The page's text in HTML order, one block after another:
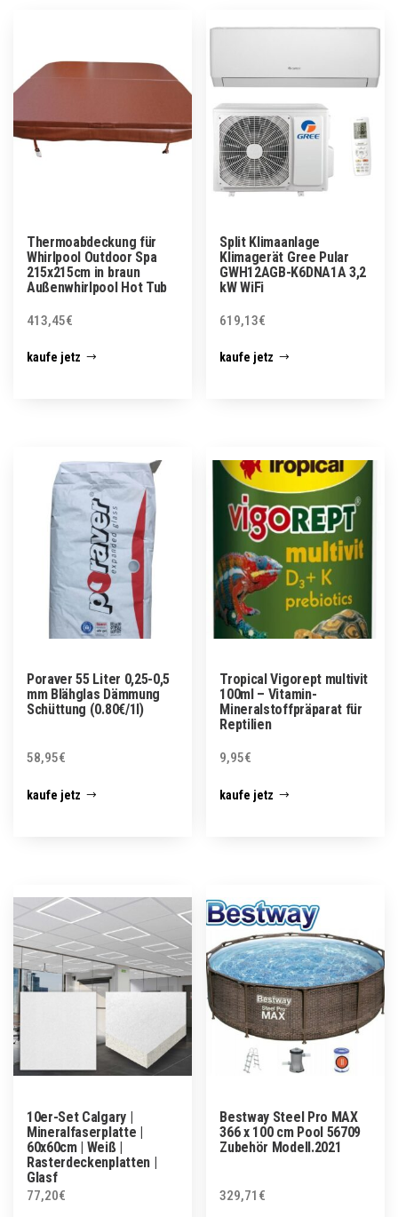
Thermoabdeckung für
Whirlpool Outdoor Spa
215x215cm in braun
Außenwhirlpool Hot Tub
413,45€
kaufe jetz
Split Klimaanlage
Klimagerät Gree Pular
GWH12AGB-K6DNA1A 3,2
kW WiFi
619,13€
kaufe jetz
Poraver 55 Liter 0,25-0,5
mm Blähglas Dämmung
Schüttung (0.80€/1l)
58,95€
kaufe jetz
Tropical Vigorept multivit
100ml – Vitamin-
Mineralstoffpräparat für
Reptilien
9,95€
kaufe jetz
10er-Set Calgary |
Mineralfaserplatte |
60x60cm | Weiß |
Rasterdeckenplatten |
Glasf
77,20€
Bestway Steel Pro MAX
366 x 100 cm Pool 56709
Zubehör Modell.2021
329,71 €